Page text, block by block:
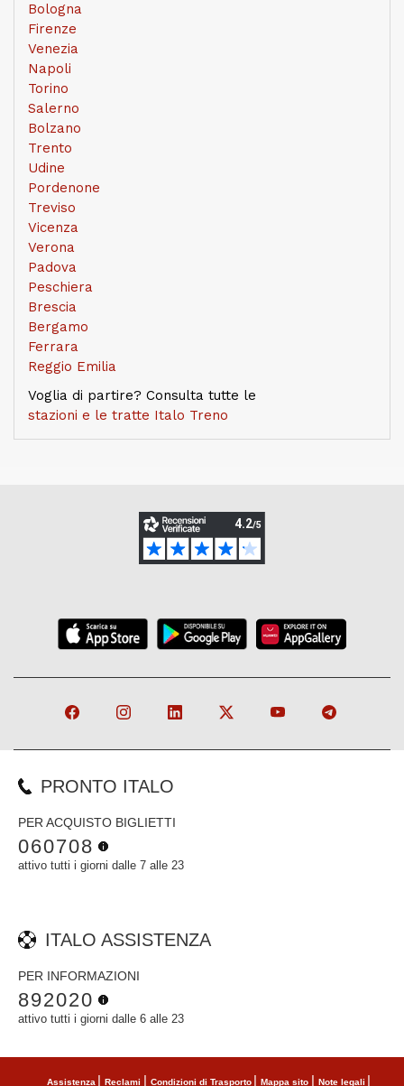
Bologna
Firenze
Venezia
Napoli
Torino
Salerno
Bolzano
Trento
Udine
Pordenone
Treviso
Vicenza
Verona
Padova
Peschiera
Brescia
Bergamo
Ferrara
Reggio Emilia
Voglia di partire? Consulta tutte le
stazioni e le tratte Italo Treno
PRONTO ITALO
PER ACQUISTO BIGLIETTI
060708
attivo tutti i giorni dalle 7 alle 23
ITALO ASSISTENZA
PER INFORMAZIONI
892020
attivo tutti i giorni dalle 6 alle 23
Assistenza Reclami Condizioni di Trasporto Mappa sito Note legali